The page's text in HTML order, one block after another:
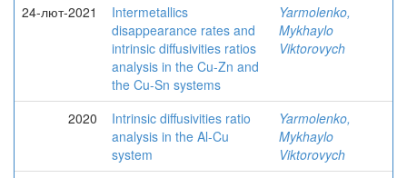
24-лют-2021
Intermetallics
disappearance rates and
intrinsic diffusivities ratios
analysis in the Cu-Zn and
the Cu-Sn systems
Yarmolenko,
Mykhaylo
Viktorovych
2020
Intrinsic diffusivities ratio
analysis in the Al-Cu
system
Yarmolenko,
Mykhaylo
Viktorovych